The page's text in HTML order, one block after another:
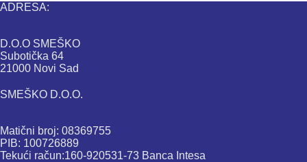
ADRESA:
D.O.O SMEŠKO
Subotička 64
21000 Novi Sad
SMEŠKO D.O.O.
Matični broj: 08369755
PIB: 100726889
Tekući račun:160-920531-73 Banca Intesa